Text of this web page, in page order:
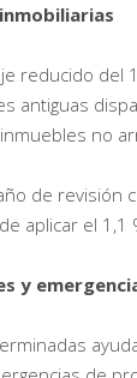
reducido del
antiguas
no
de revisión
aplicar el 1,1
y